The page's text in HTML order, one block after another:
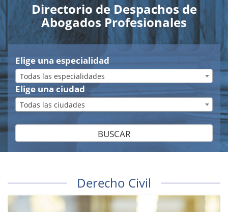
Directorio de Despachos de
Abogados Profesionales
Elige una especialidad
Todas las especialidades
Elige una ciudad
Todas las ciudades
BUSCAR
Derecho Civil